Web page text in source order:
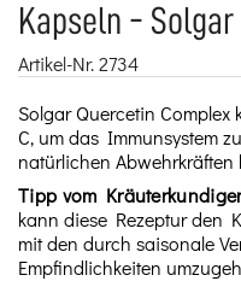
Kapseln - Solgar
Artikel-Nr.2734
Solgar Quercetin
C, um das Immunsystem
natürlichen Abwehrkräften
Tipp vom
kann diese Rezeptur den
mit den durch saisonale
Empfindlichkeiten